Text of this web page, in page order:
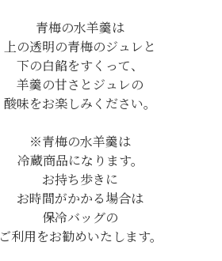
青梅の水羊羹は
上の透明の青梅のジュレと
下の白餡をすくって、
羊羹の甘さとジュレの
酸味をお楽しみください。
※青梅の水羊羹は
冷蔵商品になります。
お持ち歩きに
お時間がかかる場合は
保冷バッグの
ご利用をお勧めいたします。